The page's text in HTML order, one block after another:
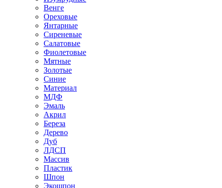
Венге
Ореховые
Янтарные
Сиреневые
Салатовые
Фиолетовые
Мятные
Золотые
Синие
Материал
МДФ
Эмаль
Акрил
Береза
Дерево
Дуб
ЛДСП
Массив
Пластик
Шпон
Экошпон